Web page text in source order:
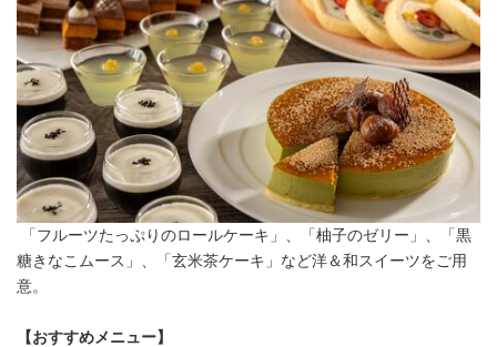
「フルーツたっぷりのロールケーキ」、「柚子のゼリー」、「黒
糖きなこムース」、「玄米茶ケーキ」など洋＆和スイーツをご用
意。
【おすすめメニュー】